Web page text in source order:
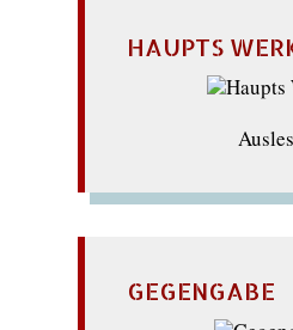
HAUPTS
GEGENGABE